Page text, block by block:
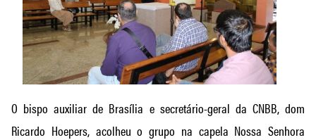
O bispo auxiliar de Brasília e secretário-geral da CNBB, dom
Ricardo Hoepers, acolheu o grupo na capela Nossa Senhora